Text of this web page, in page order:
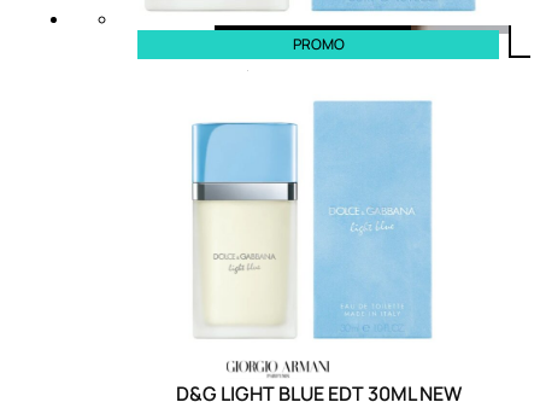
PROMO
D&G LIGHT BLUE EDT 30ML NEW